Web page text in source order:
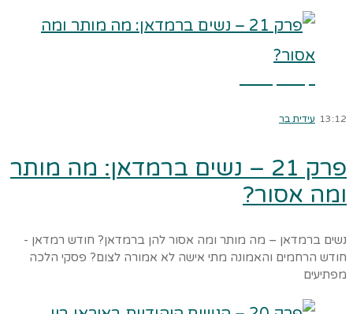
13:12 עידית בר
פרק 21 – נשים ברמדאן: מה מותר
ומה אסור?
נשים ברמדאן – מה מותר ומה אסור להן ברמדאן? חודש רמדאן -
חודש הרחמים והאמונה מתי אישה לא אמורה לצום? פסקי הלכה
מפתיעים